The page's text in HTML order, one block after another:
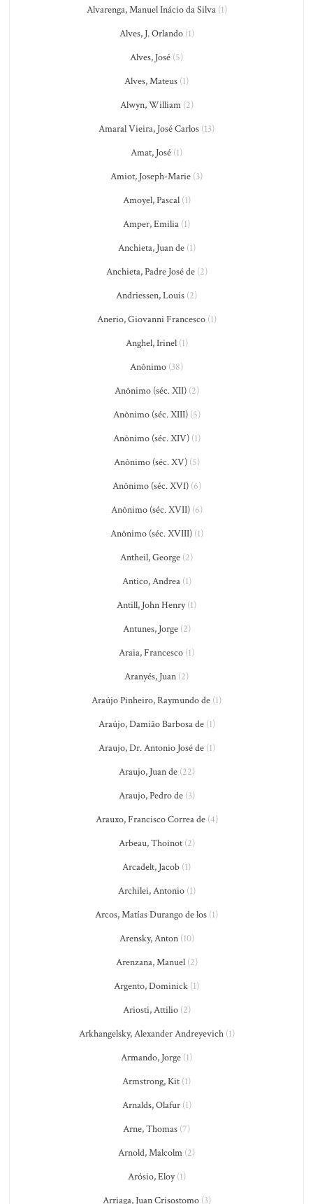
Alvarenga, Manuel Inácio da Silva(1)
Alves, J. Orlando(1)
Alves, José (5)
Alves, Mateus (1)
Alwyn, William(2)
Amaral Vieira, José Carlos (13)
Amat, José (1)
Amiot, Joseph-Marie (3)
Amoyel, Pascal(1)
Amper, Emilia (1)
Anchieta, Juan de(1)
Anchieta, Padre José de(2)
Andriessen, Louis (2)
Anerio, Giovanni Francesco(1)
Anghel, Irinel(1)
Anônimo (38)
Anônimo (séc. XII)(2)
Anônimo (séc. XIII)(5)
Anônimo (séc. XIV)(1)
Anônimo (séc. XV)(5)
Anônimo (séc. XVI)(6)
Anônimo (séc. XVII)(6)
Anônimo (séc. XVIII)(1)
Antheil, George (2)
Antico, Andrea(1)
Antill, John Henry(1)
Antunes, Jorge(2)
Araia, Francesco (1)
Aranyés, Juan (2)
Araújo Pinheiro, Raymundo de (1)
Araújo, Damião Barbosa de(1)
Araujo, Dr. Antonio José de(1)
Araujo, Juan de(22)
Araujo, Pedro de(3)
Arauxo, Francisco Correa de(4)
Arbeau, Thoinot(2)
Arcadelt, Jacob (1)
Archilei, Antonio(1)
Arcos, Matías Durango de los (1)
Arensky, Anton(10)
Arenzana, Manuel(2)
Argento, Dominick (1)
Ariosti, Attilio(2)
Arkhangelsky, Alexander Andreyevich(1)
Armando, Jorge (1)
Armstrong, Kit (1)
Arnalds, Olafur(1)
Arne, Thomas (7)
Arnold, Malcolm (2)
Arósio, Eloy(1)
Arriaga, Juan Crisostomo(3)